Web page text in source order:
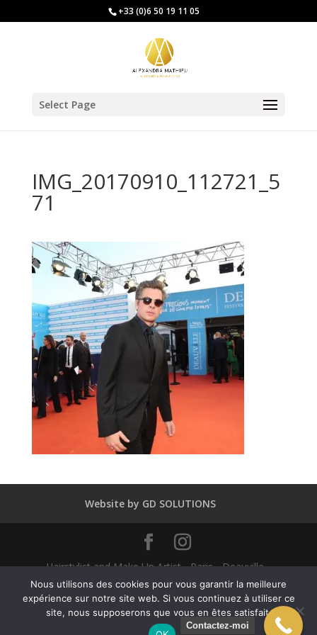
+33 (0)6 50 19 11 05
Select Page
IMG_20170910_112721_5
71
Website by GD SOLUTIONS
Hairstylist and Make Up Artist - Paris - Deauville -
Dubaï - New York - Alexandra Mathieu 2025
Contactez-moi
English Français(French)
Nous utilisons des cookies pour vous garantir la meilleure
expérience sur notre site web. Si vous continuez à utiliser ce
site, nous supposerons que vous en êtes satisfait.